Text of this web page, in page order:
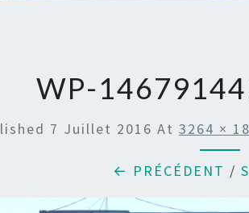
WP-
7 Juillet 2016 At 3264 ×
← PRÉCÉDENT /